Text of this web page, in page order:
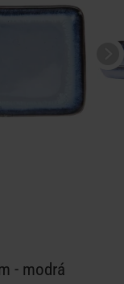
- modrá